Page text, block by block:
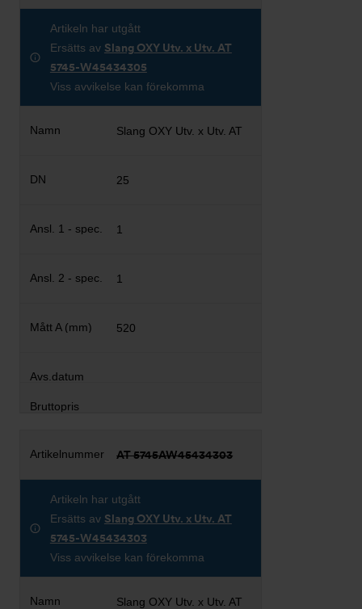
Artikeln har utgått
Ersätts av Slang OXY Utv. x Utv. AT
5745-W45434305
Viss avvikelse kan förekomma
Slang OXY Utv. x Utv. AT
25
1
1
520
AT 5745AW45434303
Artikeln har utgått
Ersätts av Slang OXY Utv. x Utv. AT
5745-W45434303
Viss avvikelse kan förekomma
Slang OXY Utv. x Utv. AT